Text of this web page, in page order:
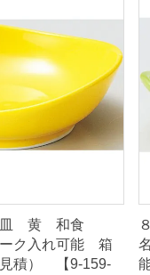
皿 黄 和食
ク入れ可能 箱
積） 【9-159-